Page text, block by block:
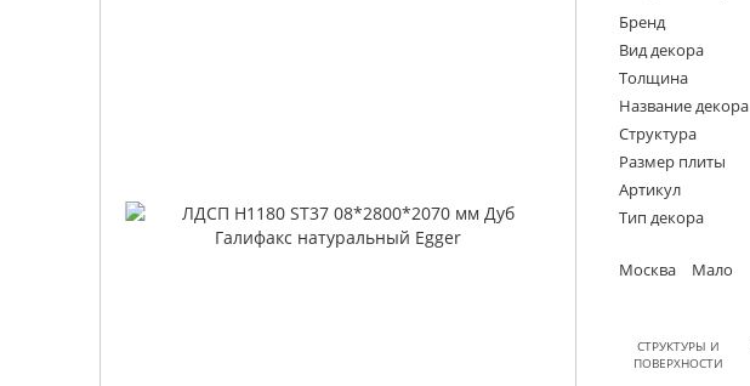
Бренд
Вид декора
Толщина
Название декора
Структура
Размер плиты
Артикул
Тип декора
Москва Мало
СТРУКТУРЫ И
ПОВЕРХНОСТИ